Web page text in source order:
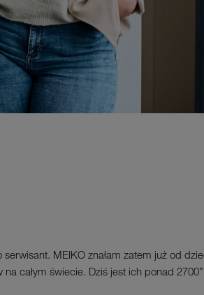
MEIKO znałam zatem już od
całym świecie. Dziś jest ich ponad